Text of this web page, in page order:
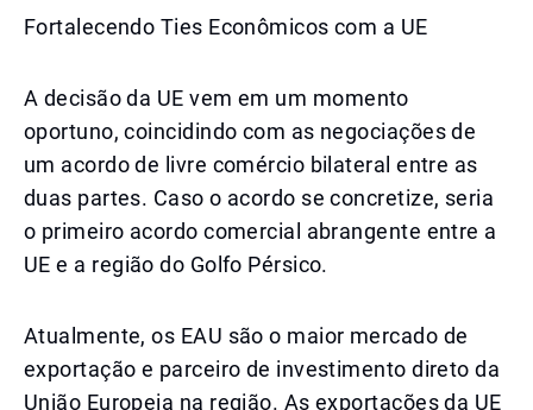
Fortalecendo Ties Econômicos com a UE
A decisão da UE vem em um momento
oportuno, coincidindo com as negociações de
um acordo de livre comércio bilateral entre as
duas partes. Caso o acordo se concretize, seria
o primeiro acordo comercial abrangente entre a
UE e a região do Golfo Pérsico.
Atualmente, os EAU são o maior mercado de
exportação e parceiro de investimento direto da
União Europeia na região. As exportações da UE